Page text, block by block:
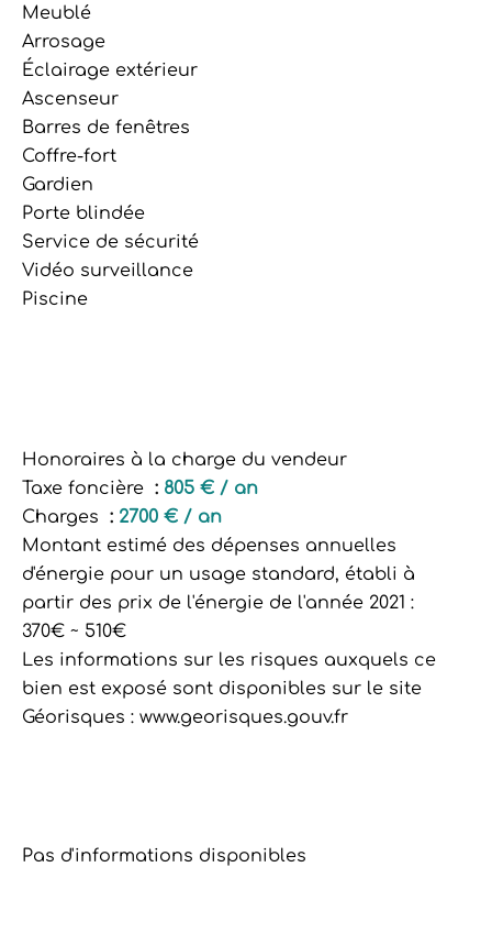
Meublé
Arrosage
Éclairage extérieur
Ascenseur
Barres de fenêtres
Coffre-fort
Gardien
Porte blindée
Service de sécurité
Vidéo surveillance
Piscine
Honoraires à la charge du vendeur
Taxe foncière
805 € / an
Charges
2700 € / an
Montant estimé des dépenses annuelles
d'énergie pour un usage standard, établi à
partir des prix de l'énergie de l'année 2021 :
370€ ~ 510€
Les informations sur les risques auxquels ce
bien est exposé sont disponibles sur le site
Géorisques : www.georisques.gouv.fr
Pas d'informations disponibles